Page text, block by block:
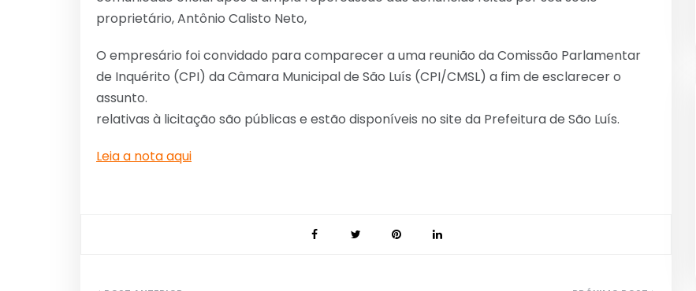
proprietário, Antônio Calisto Neto,
O empresário foi convidado para comparecer a uma reunião da Comissão Parlamentar
de Inquérito (CPI) da Câmara Municipal de São Luís (CPI/CMSL) a fim de esclarecer o
assunto.
relativas à licitação são públicas e estão disponíveis no site da Prefeitura de São Luís.
Leia a nota aqui